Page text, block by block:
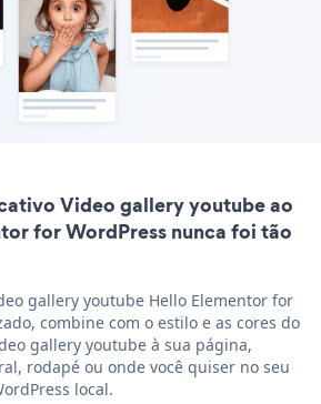
Video gallery youtube ao
for WordPress nunca foi tão
gallery youtube Hello Elementor for
combine com o estilo e as cores do
gallery youtube à sua página,
rodapé ou onde você quiser no seu
local.